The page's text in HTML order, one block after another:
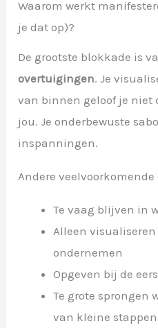
Waarom werkt
je dat op)?
De grootste blokkade is
overtuigingen. Je
van binnen geloof je niet
jou. Je onderbewuste
inspanningen.
Andere
Te vaag blijven in
Alleen
ondernemen
Opgeven bij de
Te grote sprongen
van kleine stappen